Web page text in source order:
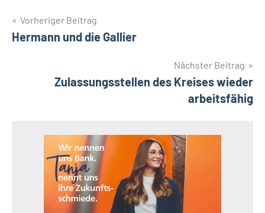
Beitragsnavigation
Vorheriger Beitrag
Hermann und die Gallier
Nächster Beitrag
Zulassungsstellen des Kreises wieder
arbeitsfähig